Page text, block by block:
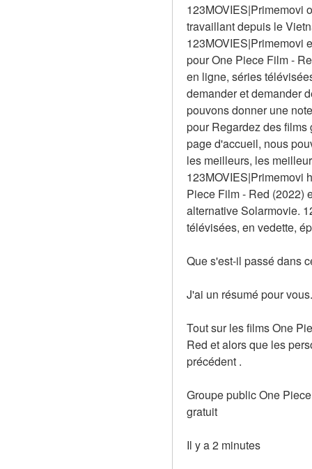
123MOVIES|Primemovi
travaillant depuis le
123MOVIES|Primemovi
pour One Piece Film -
en ligne, séries
demander et demander
pouvons donner une
pour Regardez des
page d'accueil, nous
les meilleurs, les
123MOVIES|Primemovi
Piece Film - Red (2022)
alternative Solarmovie.
télévisées, en vedette,
Que s'est-il passé dans
J'ai un résumé pour
Tout sur les films One
Red et alors que les
précédent .
Groupe public One
gratuit
Il y a 2 minutes